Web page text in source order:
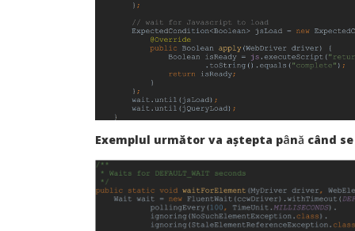
Exemplul următor va aștepta până când